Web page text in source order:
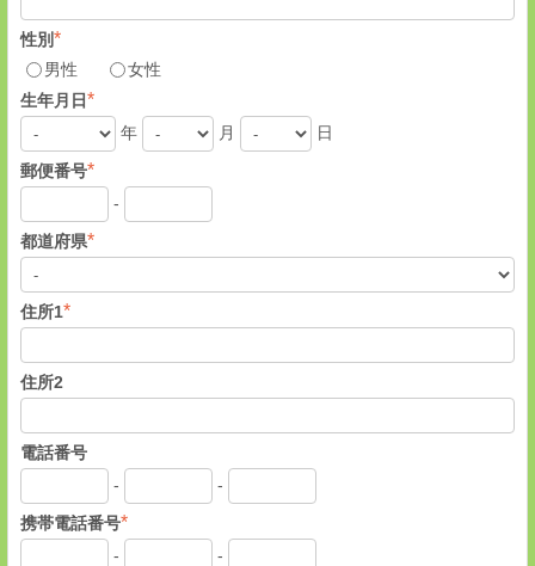
性別*
男性
女性
生年月日*
年 月 日
郵便番号*
-
都道府県*
住所1*
住所2
電話番号
-
-
携帯電話番号*
- -